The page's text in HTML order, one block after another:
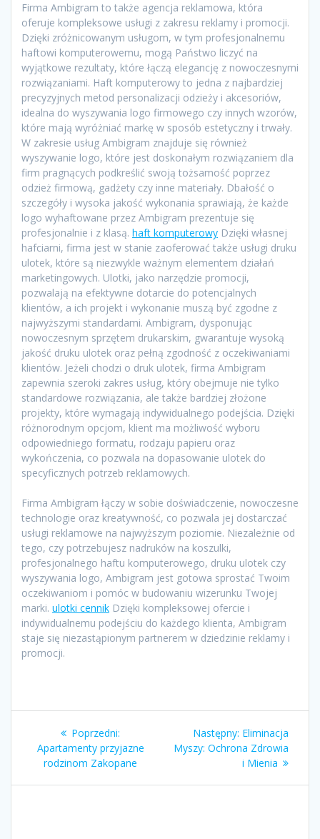
Firma Ambigram to także agencja reklamowa, która
oferuje kompleksowe usługi z zakresu reklamy i promocji.
Dzięki zróżnicowanym usługom, w tym profesjonalnemu
haftowi komputerowemu, mogą Państwo liczyć na
wyjątkowe rezultaty, które łączą elegancję z nowoczesnymi
rozwiązaniami. Haft komputerowy to jedna z najbardziej
precyzyjnych metod personalizacji odzieży i akcesoriów,
idealna do wyszywania logo firmowego czy innych wzorów,
które mają wyróżniać markę w sposób estetyczny i trwały.
W zakresie usług Ambigram znajduje się również
wyszywanie logo, które jest doskonałym rozwiązaniem dla
firm pragnących podkreślić swoją tożsamość poprzez
odzież firmową, gadżety czy inne materiały. Dbałość o
szczegóły i wysoka jakość wykonania sprawiają, że każde
logo wyhaftowane przez Ambigram prezentuje się
profesjonalnie i z klasą. haft komputerowy Dzięki własnej
hafciarni, firma jest w stanie zaoferować także usługi druku
ulotek, które są niezwykle ważnym elementem działań
marketingowych. Ulotki, jako narzędzie promocji,
pozwalają na efektywne dotarcie do potencjalnych
klientów, a ich projekt i wykonanie muszą być zgodne z
najwyższymi standardami. Ambigram, dysponując
nowoczesnym sprzętem drukarskim, gwarantuje wysoką
jakość druku ulotek oraz pełną zgodność z oczekiwaniami
klientów. Jeżeli chodzi o druk ulotek, firma Ambigram
zapewnia szeroki zakres usług, który obejmuje nie tylko
standardowe rozwiązania, ale także bardziej złożone
projekty, które wymagają indywidualnego podejścia. Dzięki
różnorodnym opcjom, klient ma możliwość wyboru
odpowiedniego formatu, rodzaju papieru oraz
wykończenia, co pozwala na dopasowanie ulotek do
specyficznych potrzeb reklamowych.
Firma Ambigram łączy w sobie doświadczenie, nowoczesne
technologie oraz kreatywność, co pozwala jej dostarczać
usługi reklamowe na najwyższym poziomie. Niezależnie od
tego, czy potrzebujesz nadruków na koszulki,
profesjonalnego haftu komputerowego, druku ulotek czy
wyszywania logo, Ambigram jest gotowa sprostać Twoim
oczekiwaniom i pomóc w budowaniu wizerunku Twojej
marki. ulotki cennik Dzięki kompleksowej ofercie i
indywidualnemu podejściu do każdego klienta, Ambigram
staje się niezastąpionym partnerem w dziedzinie reklamy i
promocji.
Nawigacja
wpisu
Poprzedni:
wpis:
Apartamenty przyjazne
rodzinom Zakopane
Następny: Następny
wpis:
Eliminacja
Myszy: Ochrona Zdrowia
i Mienia